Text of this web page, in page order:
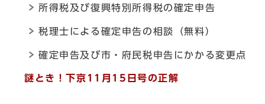
所得税及び復興特別所得税の確定申告
税理士による確定申告の相談（無料）
確定申告及び市・府民税申告にかかる変更点
謎とき！下京11月15日号の正解